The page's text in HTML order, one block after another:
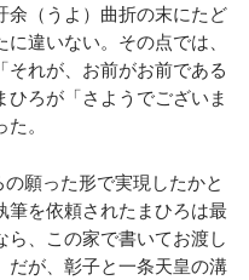
余（うよ）曲折の末にたど
違いない。その点では、
れが、お前がお前である
ろが「さようでございま
。
願った形で実現したかと
筆を依頼されたまひろは最
、この家で書いてお渡し
だが、彰子と一条天皇の溝